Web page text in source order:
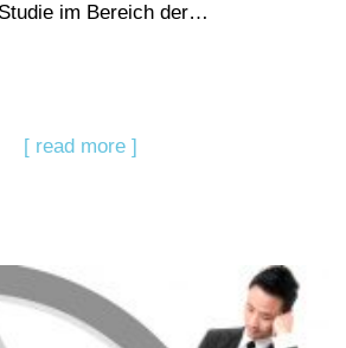
im Bereich der…
[ read more ]